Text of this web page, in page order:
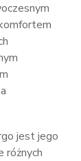
jest jego
różnych